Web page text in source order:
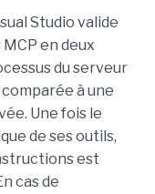
Studio valide
en deux
du serveur
à une
Une fois le
de ses outils,
est
cas de